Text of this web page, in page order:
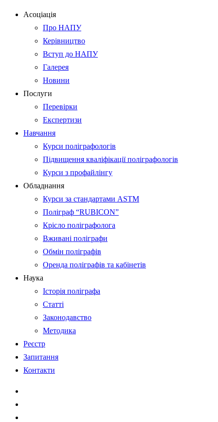
Асоціація
Про НАПУ
Керівництво
Вступ до НАПУ
Галерея
Новини
Послуги
Перевірки
Експертизи
Навчання
Курси поліграфологів
Підвищення кваліфікації поліграфологів
Курси з профайлінгу
Обладнання
Курси за стандартами ASTM
Поліграф “RUBICON”
Крісло поліграфолога
Вживані поліграфи
Обмін поліграфів
Оренда поліграфів та кабінетів
Наука
Історія поліграфа
Статті
Законодавство
Методика
Реєстр
Запитання
Контакти